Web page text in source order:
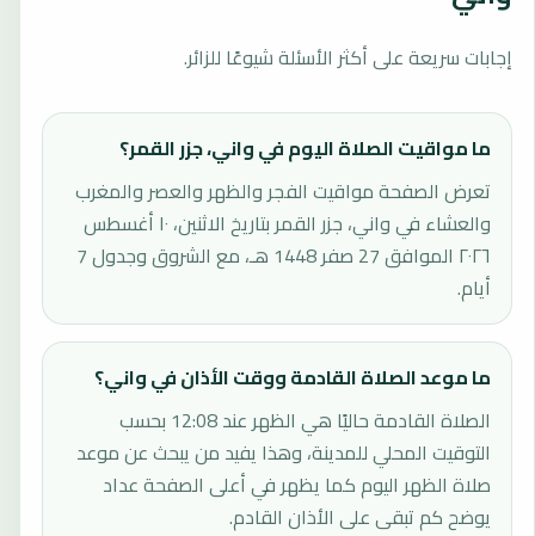
إجابات سريعة على أكثر الأسئلة شيوعًا للزائر.
ما مواقيت الصلاة اليوم في واني، جزر القمر؟
تعرض الصفحة مواقيت الفجر والظهر والعصر والمغرب
والعشاء في واني، جزر القمر بتاريخ الاثنين، ١٠ أغسطس
٢٠٢٦ الموافق 27 صفر 1448 هـ، مع الشروق وجدول 7
أيام.
ما موعد الصلاة القادمة ووقت الأذان في واني؟
الصلاة القادمة حاليًا هي الظهر عند 12:08 بحسب
التوقيت المحلي للمدينة، وهذا يفيد من يبحث عن موعد
صلاة الظهر اليوم كما يظهر في أعلى الصفحة عداد
يوضح كم تبقى على الأذان القادم.